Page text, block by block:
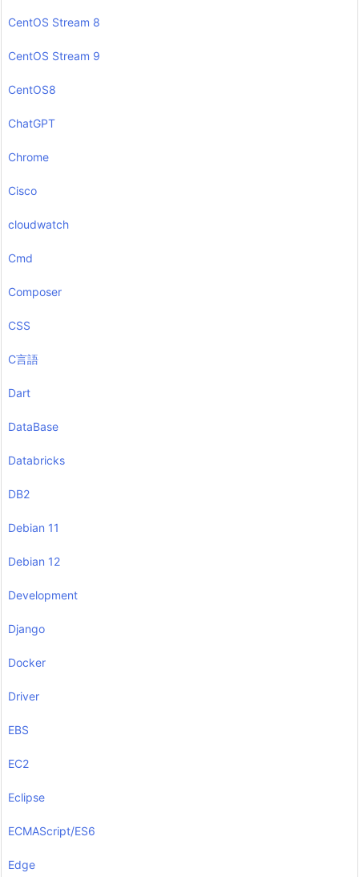
CentOS Stream 8
CentOS Stream 9
CentOS8
ChatGPT
Chrome
Cisco
cloudwatch
Cmd
Composer
CSS
C言語
Dart
DataBase
Databricks
DB2
Debian 11
Debian 12
Development
Django
Docker
Driver
EBS
EC2
Eclipse
ECMAScript/ES6
Edge